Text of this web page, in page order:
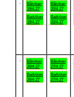
Båtviken
19/4-27
Badviken
19/4-27
Båtviken
20/4-27
Badviken
20/4-27
Båtviken
26/4-27
Badviken
26/4-27
Båtviken
27/4-27
Badviken
27/4-27